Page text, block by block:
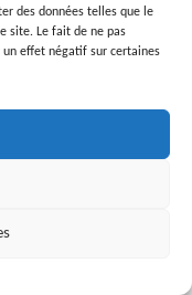
des données telles que le
site. Le fait de ne pas
effet négatif sur certaines